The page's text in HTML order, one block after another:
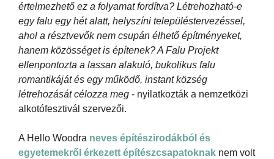
értelmezhető ez a folyamat fordítva? Létrehozható-e
egy falu egy hét alatt, helyszíni településtervezéssel,
ahol a résztvevők nem csupán élhető építményeket,
hanem közösséget is építenek? A Falu Projekt
ellenpontozta a lassan alakuló, bukolikus falu
romantikáját és egy működő, instant község
létrehozását célozza meg - nyilatkozták a nemzetközi
alkotófesztivál szervezői.
A Hello Woodra neves építészirodákból és
egyetemekről érkezett építészcsapatoknak nem volt